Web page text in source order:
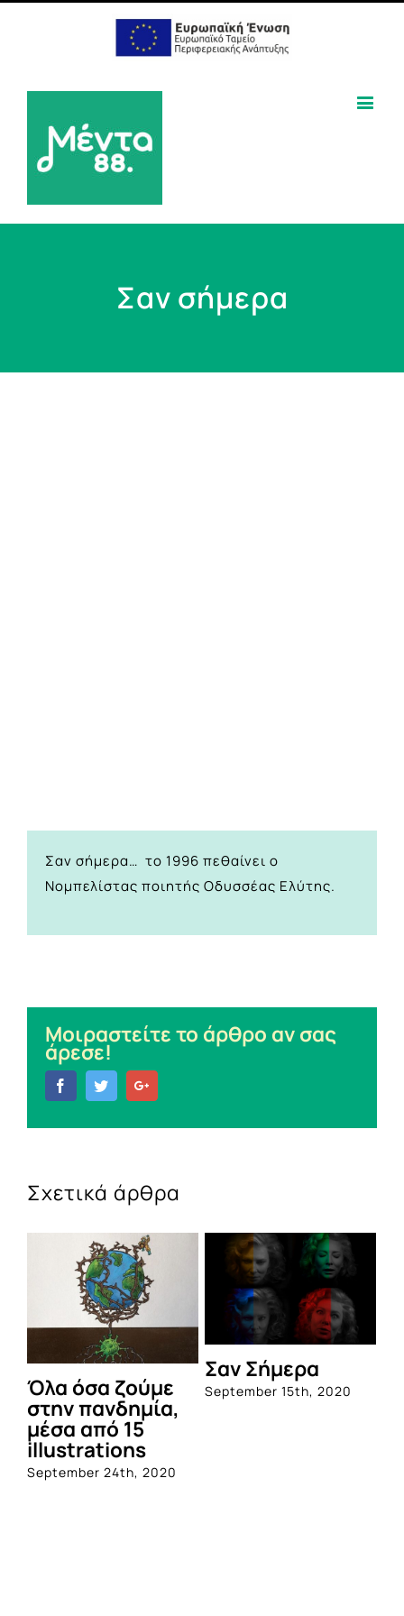
Σαν σήμερα
Σαν σήμερα… το 1996 πεθαίνει ο
Νομπελίστας ποιητής Οδυσσέας Ελύτης.
Μοιραστείτε το άρθρο αν σας
άρεσε!
FacebookTwitter
Σχετικά άρθρα
Όλα όσα ζούμε
στην πανδημία,
μέσα από 15
illustrations
September 24th, 2020
Σαν Σήμερα
September 15th, 2020